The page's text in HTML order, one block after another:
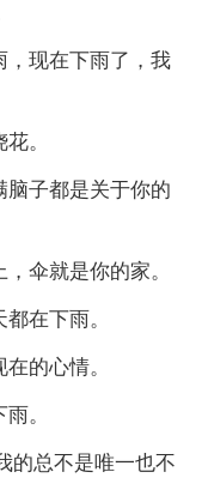
，现在下雨了，我
。
脑子都是关于你的
伞就是你的家。
在下雨。
的心情。
。
的总不是唯一也不